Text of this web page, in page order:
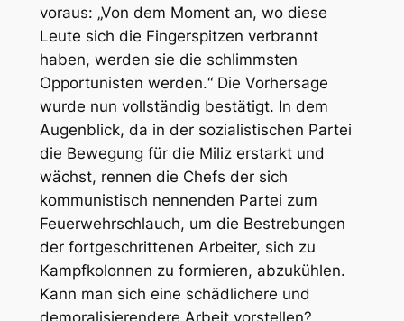
voraus: „Von dem Moment an, wo diese
Leute sich die Fingerspitzen verbrannt
haben, werden sie die schlimmsten
Opportunisten werden.“ Die Vorhersage
wurde nun vollständig bestätigt. In dem
Augenblick, da in der sozialistischen Partei
die Bewegung für die Miliz erstarkt und
wächst, rennen die Chefs der sich
kommunistisch nennenden Partei zum
Feuerwehrschlauch, um die Bestrebungen
der fortgeschrittenen Arbeiter, sich zu
Kampfkolonnen zu formieren, abzukühlen.
Kann man sich eine schädlichere und